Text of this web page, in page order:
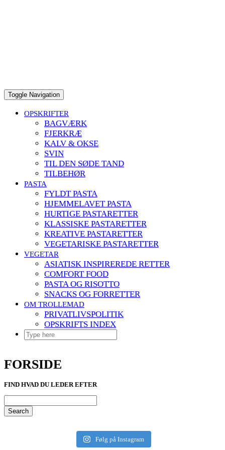
Toggle Navigation
OPSKRIFTER
BAGVÆRK
FJERKRÆ
KALV & OKSE
SVIN
TIL DEN SØDE TAND
TILBEHØR
PASTA
FYLDT PASTA
HJEMMELAVET PASTA
HURTIGE PASTARETTER
KLASSISKE PASTARETTER
KREATIVE PASTARETTER
VEGETARISKE PASTARETTER
VEGETAR
ASIATISK INSPIREREDE RETTER
COMFORT FOOD
PASTA OG RISOTTO
SNACKS OG FORRETTER
OM TROLLEMAD
PRIVATLIVSPOLITIK
OPSKRIFTS INDEX
FORSIDE
FIND HVAD DU LEDER EFTER
Search
Følg på Instagram